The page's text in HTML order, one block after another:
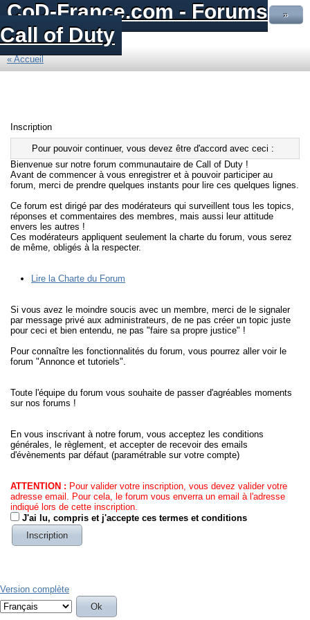
CoD-France.com - Forums
Call of Duty
»
« Accueil
Inscription
Pour pouvoir continuer, vous devez être d'accord avec ceci :
Bienvenue sur notre forum communautaire de Call of Duty !
Avant de commencer à vous enregistrer et à pouvoir participer au
forum, merci de prendre quelques instants pour lire ces quelques lignes.
Ce forum est dirigé par des modérateurs qui surveillent tous les topics,
réponses et commentaires des membres, mais aussi leur attitude
envers les autres !
Ces modérateurs appliquent seulement la charte du forum, vous serez
de même, obligés à la respecter.
Lire la Charte du Forum
Si vous avez le moindre soucis avec un membre, merci de le signaler
par message privé aux administrateurs, de ne pas créer un topic juste
pour ceci et bien entendu, ne pas "faire sa propre justice" !
Pour connaître les fonctionnalités du forum, vous pourrez aller voir le
forum "Annonce et tutoriels".
Toute l'équipe du forum vous souhaite de passer d'agréables moments
sur nos forums !
En vous inscrivant à notre forum, vous acceptez les conditions
générales, le règlement, et accepter de recevoir des emails
d'évènements par défaut (paramétrable sur votre compte)
ATTENTION : Pour valider votre inscription, vous devez valider votre
adresse email. Pour cela, le forum vous enverra un email à l'adresse
indiqué lors de cette inscription.
J'ai lu, compris et j'accepte ces termes et conditions
Version complète